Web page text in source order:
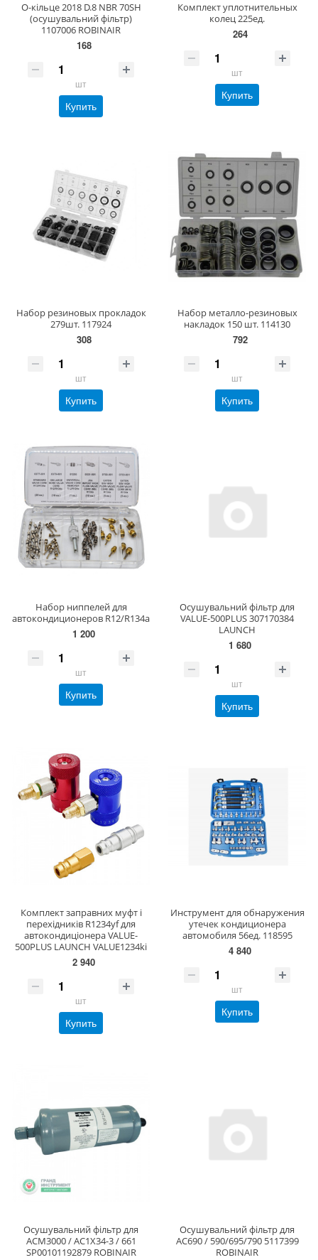
О-кільце 2018 D.8 NBR 70SH
(осушувальний фільтр)
1107006 ROBINAIR
168
шт
Купить
Комплект уплотнительных
колец 225ед.
264
шт
Купить
Набор резиновых прокладок
279шт. 117924
308
шт
Купить
Набор металло-резиновых
накладок 150 шт. 114130
792
шт
Купить
Набор ниппелей для
автокондиционеров R12/R134a
1 200
шт
Купить
Осушувальний фільтр для
VALUE-500PLUS 307170384
LAUNCH
1 680
шт
Купить
Комплект заправних муфт і
перехідників R1234yf для
автокондиціонера VALUE-
500PLUS LAUNCH VALUE1234ki
2 940
шт
Купить
Инструмент для обнаружения
утечек кондиционера
автомобиля 56ед. 118595
4 840
шт
Купить
Осушувальний фільтр для
ACM3000 / AC1X34-3 / 661
SP00101192879 ROBINAIR
Осушувальний фільтр для
AC690 / 590/695/790 5117399
ROBINAIR